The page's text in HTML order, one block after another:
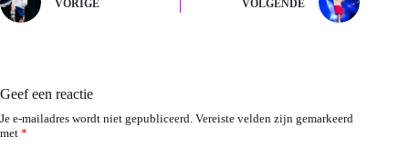
VORIGE VOLGENDE
Geef een reactie
Je e-mailadres wordt niet gepubliceerd. Vereiste velden zijn gemarkeerd
met *